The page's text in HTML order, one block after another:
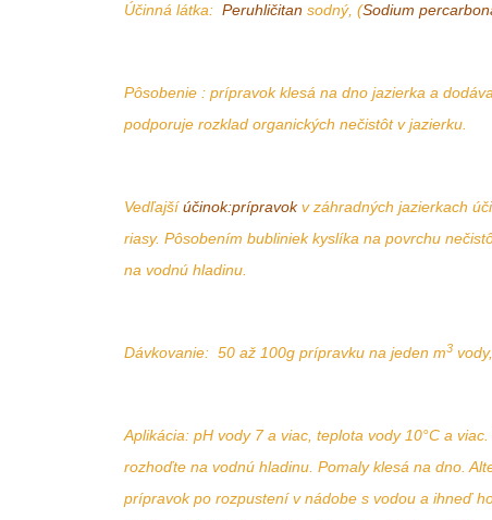
Účinná látka:Peruhličitan sodný, (Sodium
Pôsobenie : prípravok klesá na dno jazierka a
podporuje rozklad organických nečistôt v jazierku.
Vedľajšíúčinok:prípravokv záhradných jazierkach
riasy. Pôsobením bubliniek kyslíka na povrchu
na vodnú hladinu.
Dávkovanie: 50 až 100g prípravku na jeden m3
Aplikácia: pH vody 7 a viac, teplota vody 10°C a
rozhoďte na vodnú hladinu. Pomaly klesá na dno.
prípravok po rozpustení v nádobe s vodou a ihneď